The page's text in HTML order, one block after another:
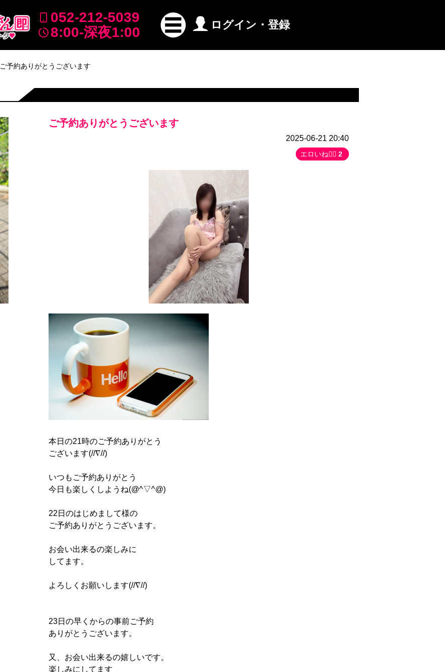
052-212-5039
8:00-深夜1:00
ログイン・登録
ご予約ありがとうございます
ご予約ありがとうございます
2025-06-21 20:40
エロいね👍🏻 2
本日の21時のご予約ありがとう
ございます(//∇//)
いつもご予約ありがとう
今日も楽しくしようね(@^▽^@)
22日のはじめまして様の
ご予約ありがとうございます。
お会い出来るの楽しみに
してます。
よろしくお願いします(//∇//)
23日の早くからの事前ご予約
ありがとうございます。
又、お会い出来るの嬉しいです。
楽しみにしてます